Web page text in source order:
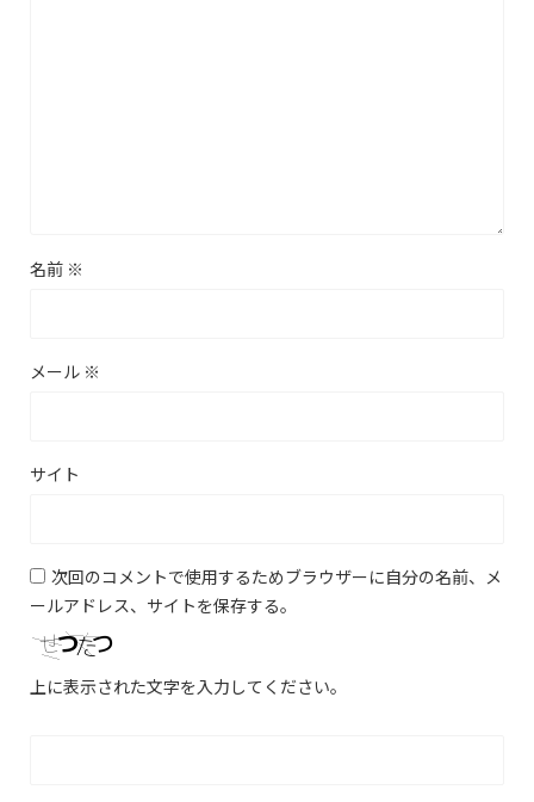
名前 ※
メール ※
サイト
次回のコメントで使用するためブラウザーに自分の名前、メ
ールアドレス、サイトを保存する。
上に表示された文字を入力してください。